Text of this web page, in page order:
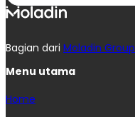
Bagian dari Moladin Group
Menu utama
Home